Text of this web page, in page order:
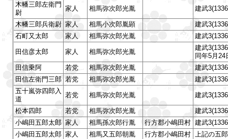
木幡三郎左衛門
尉
家人 相馬弥次郎光胤 建武
木幡三郎兵衛尉 家人 相馬小次郎胤顕
建武
石町又太郎
家人 相馬弥次郎光胤 建武
田信彦太郎 家人 相馬弥次郎光胤
建武
同年5月
田信乗阿
若党 相馬弥次郎光胤
建武
田信左衛門三郎 若党 相馬弥次郎光胤
建武
五十嵐弥四郎入
道
若党 相馬弥次郎光胤 建武
松本四郎 若党 相馬弥次郎光胤
建武
小嶋田五郎太郎 家人 相馬孫次郎行胤 行方郡小嶋田村 建武
小嶋田五郎太郎 家人 相馬又五郎朝胤 行方郡小嶋田村 上記の五